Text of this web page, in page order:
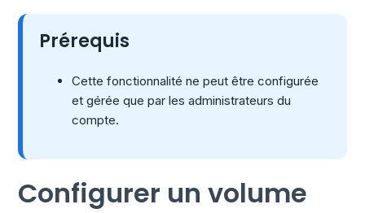
Prérequis
Cette fonctionnalité ne peut être configurée
et gérée que par les administrateurs du
compte.
Configurer un volume